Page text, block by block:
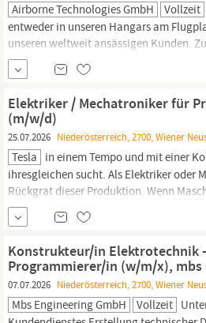
Airborne Technologies GmbH Vollzeit
entweder in unseren Hangars am
unseren weltweit ansässigen Kunden.
von Einkauf und Produktion steht Ihnen
System zur Verfügung. Leitung und
Produktionsteams Planung und
Elektriker / Mechatroniker für
(m/w/d)
25.07.2026 Niederösterreich, 2700, Wiener
Tesla in einem Tempo und mit einer
ihresgleichen sucht. Als Elektriker oder
Rückgrat dieser Produktion. Wenn
du sie wieder zum Laufen. Deine Arbeit
darauf, wie viele Fahrzeuge das Werk
schnell wir gemeinsam eine sauberere
Konstrukteur/in Elektrotechnik -
Programmierer/in (w/m/x), mbs
07.07.2026 Niederösterreich, 2700, Wiener
Mbs Engineering GmbH Vollzeit